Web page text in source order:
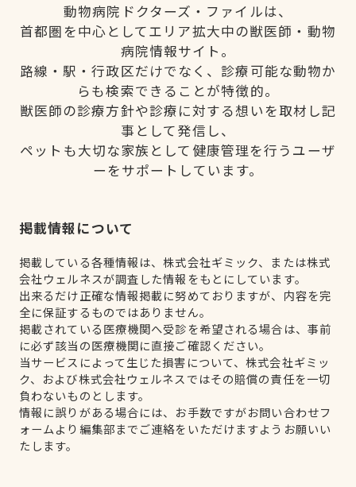
動物病院ドクターズ・ファイルは、
首都圏を中心としてエリア拡大中の獣医師・動物
病院情報サイト。
路線・駅・行政区だけでなく、診療可能な動物か
らも検索できることが特徴的。
獣医師の診療方針や診療に対する想いを取材し記
事として発信し、
ペットも大切な家族として健康管理を行うユーザ
ーをサポートしています。
掲載情報について
掲載している各種情報は、株式会社ギミック、または株式
会社ウェルネスが調査した情報をもとにしています。
出来るだけ正確な情報掲載に努めておりますが、内容を完
全に保証するものではありません。
掲載されている医療機関へ受診を希望される場合は、事前
に必ず該当の医療機関に直接ご確認ください。
当サービスによって生じた損害について、株式会社ギミッ
ク、および株式会社ウェルネスではその賠償の責任を一切
負わないものとします。
情報に誤りがある場合には、お手数ですがお問い合わせフ
ォームより編集部までご連絡をいただけますようお願いい
たします。